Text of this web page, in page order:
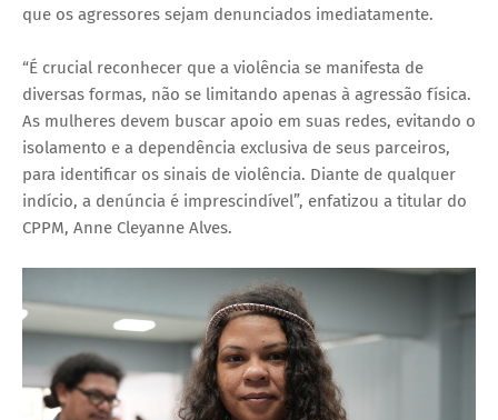
que os agressores sejam denunciados imediatamente.
“É crucial reconhecer que a violência se manifesta de
diversas formas, não se limitando apenas à agressão física.
As mulheres devem buscar apoio em suas redes, evitando o
isolamento e a dependência exclusiva de seus parceiros,
para identificar os sinais de violência. Diante de qualquer
indício, a denúncia é imprescindível”, enfatizou a titular do
CPPM, Anne Cleyanne Alves.